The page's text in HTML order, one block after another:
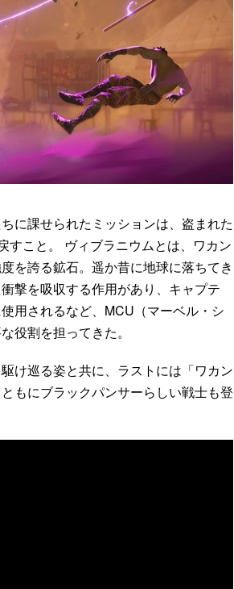
に課せられたミッションは、盗まれた
すこと。 ヴィブラニウムとは、ワカン
を誇る鉱石。遥か昔に地球に落ちてき
撃を吸収する作用があり、キャプテ
用されるなど、MCU（マーベル・シ
役割を担ってきた。
け巡る姿と共に、ラストには「ワカン
もにブラックパンサーらしい戦士も登